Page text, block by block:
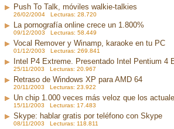
Push To Talk, móviles walkie-talkies
26/02/2004 Lecturas: 28.720
La pornografía online crece un 1.800%
09/12/2003 Lecturas: 58.449
Vocal Remover y Winamp, karaoke en tu PC
01/12/2003 Lecturas: 269.841
Intel P4 Extreme. Presentado Intel Pentium 4
25/11/2003 Lecturas: 20.967
Retraso de Windows XP para AMD 64
20/11/2003 Lecturas: 23.922
Un chip 1.000 veces más veloz que los
15/11/2003 Lecturas: 17.483
Skype: hablar gratis por teléfono con Skype
08/11/2003 Lecturas: 118.811